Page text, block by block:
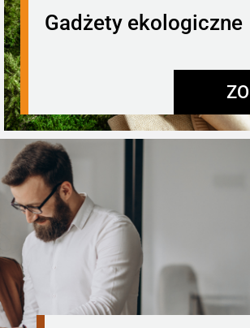
Gadżety ekologiczne